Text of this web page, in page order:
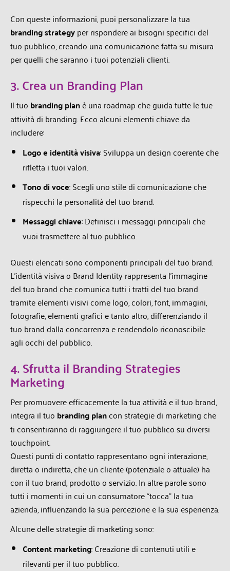
Con queste informazioni, puoi personalizzare la tua
branding strategyper rispondere ai bisogni specifici del
tuo pubblico, creando una comunicazione fatta su misura
per quelli che saranno i tuoi potenziali clienti.
3. Crea un Branding Plan
Il tuo branding planè una roadmap che guida tutte le tue
attività di branding. Ecco alcuni elementi chiave da
includere:
Logo e identità visiva: Sviluppa un design coerente che
rifletta i tuoi valori.
Tono di voce: Scegli uno stile di comunicazione che
rispecchi la personalità del tuo brand.
Messaggi chiave: Definisci i messaggi principali che
vuoi trasmettere al tuo pubblico.
Questi elencati sono componenti principali del tuo brand.
L’identità visiva o Brand Identity rappresenta l’immagine
del tuo brand che comunica tutti i tratti del tuo brand
tramite elementi visivi come logo, colori, font, immagini,
fotografie, elementi grafici e tanto altro, differenziando il
tuo brand dalla concorrenza e rendendolo riconoscibile
agli occhi del pubblico.
4. Sfrutta il Branding Strategies
Marketing
Per promuovere efficacemente la tua attività e il tuo brand,
integra il tuo branding plancon strategie di marketing che
ti consentiranno di raggiungere il tuo pubblico su diversi
touchpoint.
Questi punti di contatto rappresentano ogni interazione,
diretta o indiretta, che un cliente (potenziale o attuale) ha
con il tuo brand, prodotto o servizio. In altre parole sono
tutti i momenti in cui un consumatore “tocca” la tua
azienda, influenzando la sua percezione e la sua esperienza.
Alcune delle strategie di marketing sono:
Content marketing: Creazione di contenuti utili e
rilevanti per il tuo pubblico.